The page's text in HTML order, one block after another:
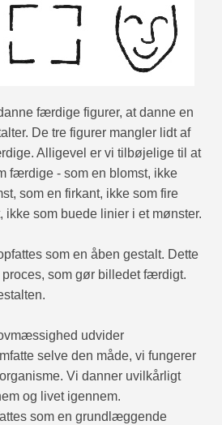
færdige figurer, at danne en
De tre figurer mangler lidt af
Alligevel er vi tilbøjelige til at
færdige - som en blomst, ikke
som en firkant, ikke som fire
ikke som buede linier i et mønster.
som en åben gestalt. Dette
som gør billedet færdigt.
udvider
selve den måde, vi fungerer
Vi danner uvilkårligt
og livet igennem.
som en grundlæggende